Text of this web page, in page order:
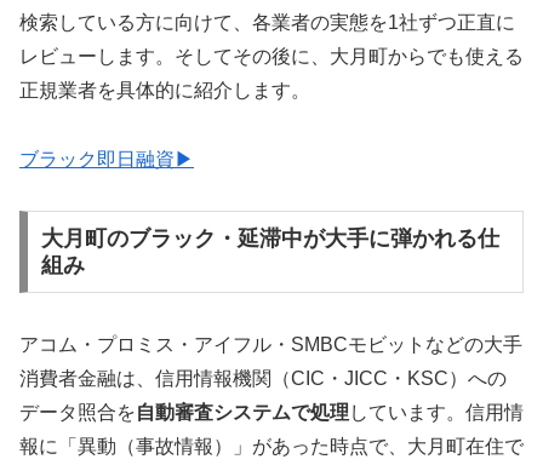
検索している方に向けて、各業者の実態を1社ずつ正直に
レビューします。そしてその後に、大月町からでも使える
正規業者を具体的に紹介します。
ブラック即日融資▶
大月町のブラック・延滞中が大手に弾かれる仕
組み
アコム・プロミス・アイフル・SMBCモビットなどの大手
消費者金融は、信用情報機関（CIC・JICC・KSC）への
データ照合を自動審査システムで処理 しています。信用情
報に「異動（事故情報）」があった時点で、大月町在住で